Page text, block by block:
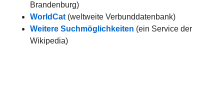
Brandenburg)
WorldCat (weltweite Verbunddatenbank)
Weitere Suchmöglichkeiten (ein Service der
Wikipedia)